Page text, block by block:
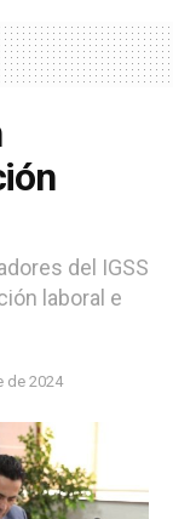
del IGSS
laboral e
de 2024